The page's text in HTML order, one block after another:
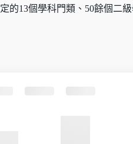
13個學科門類、50餘個二